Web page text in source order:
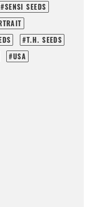
SENSI SEEDS
T.H. SEEDS
USA